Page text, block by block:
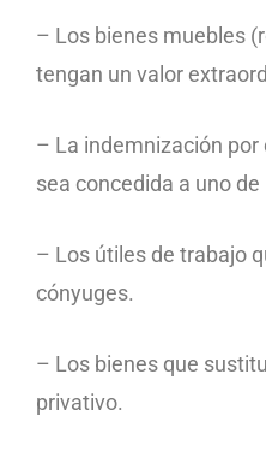
– Los bienes muebles
tengan un valor
– La indemnización por
sea concedida a uno
– Los útiles de trabajo
cónyuges.
– Los bienes que
privativo.